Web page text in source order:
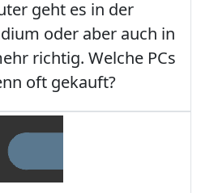
geht es in der
oder aber auch in
richtig. Welche PCs
oft gekauft?